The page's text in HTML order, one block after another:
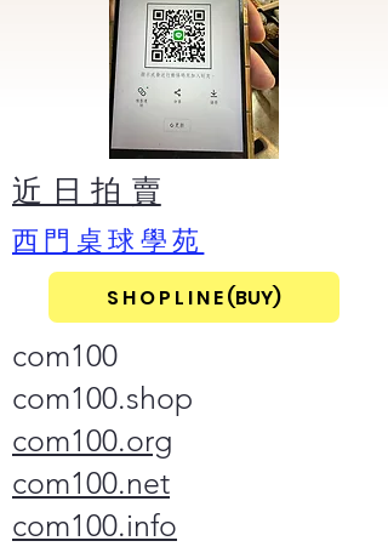
​近 日 拍 賣
​西門桌球學苑
S H O P L I N E (BUY)
com100
com100.shop
com100.org
com100.net
com100.info